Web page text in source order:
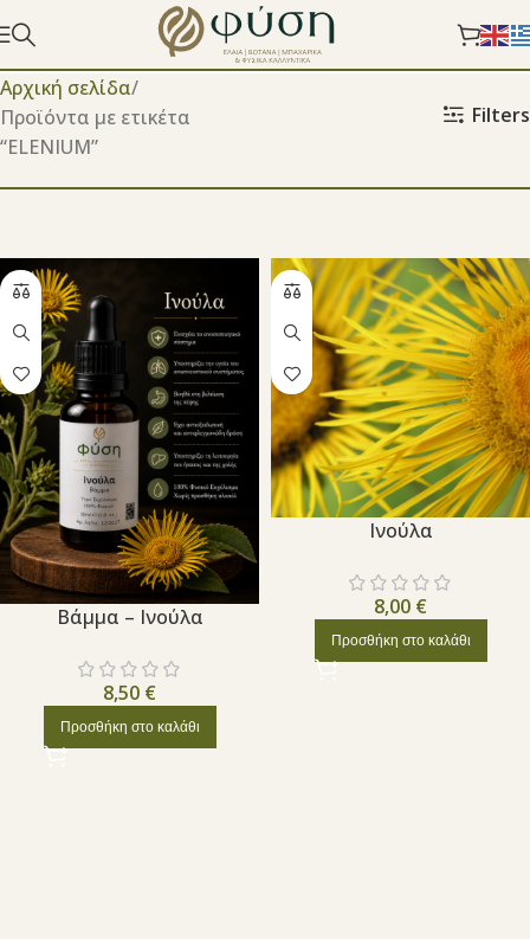
Αρχική σελίδα
Προϊόντα με ετικέτα
“ELENIUM”
Filters
Βάμμα – Ινούλα
8,50 €
Προσθήκη στο καλάθι
Ινούλα
8,00 €
Προσθήκη στο καλάθι